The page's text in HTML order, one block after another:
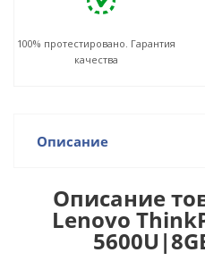
100% протестировано. Гарантия
качества
Описание
Описание
Lenovo